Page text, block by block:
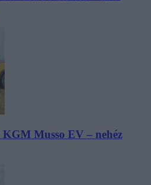
Musso EV – nehéz